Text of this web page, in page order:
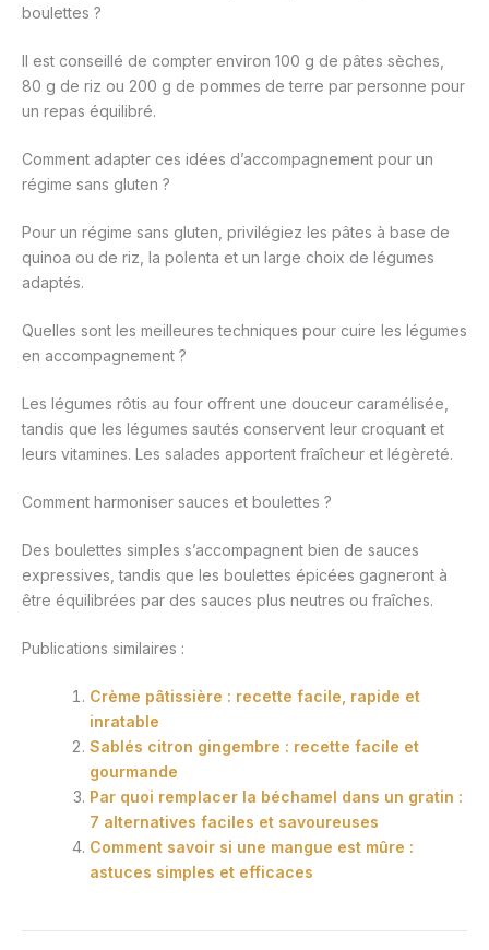
boulettes ?
Il est conseillé de compter environ 100 g de pâtes sèches,
80 g de riz ou 200 g de pommes de terre par personne pour
un repas équilibré.
Comment adapter ces idées d’accompagnement pour un
régime sans gluten ?
Pour un régime sans gluten, privilégiez les pâtes à base de
quinoa ou de riz, la polenta et un large choix de légumes
adaptés.
Quelles sont les meilleures techniques pour cuire les légumes
en accompagnement ?
Les légumes rôtis au four offrent une douceur caramélisée,
tandis que les légumes sautés conservent leur croquant et
leurs vitamines. Les salades apportent fraîcheur et légèreté.
Comment harmoniser sauces et boulettes ?
Des boulettes simples s’accompagnent bien de sauces
expressives, tandis que les boulettes épicées gagneront à
être équilibrées par des sauces plus neutres ou fraîches.
Publications similaires :
Crème pâtissière : recette facile, rapide et
inratable
Sablés citron gingembre : recette facile et
gourmande
Par quoi remplacer la béchamel dans un gratin :
7 alternatives faciles et savoureuses
Comment savoir si une mangue est mûre :
astuces simples et efficaces